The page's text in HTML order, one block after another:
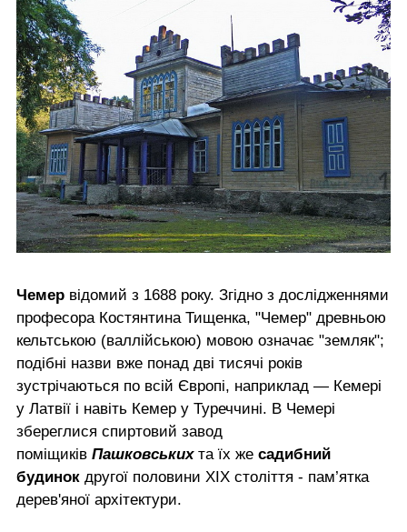
Чемер відомий з 1688 року. Згідно з дослідженнями
професора Костянтина Тищенка, "Чемер" древньою
кельтською (валлійською) мовою означає "земляк";
подібні назви вже понад дві тисячі років
зустрічаються по всій Європі, наприклад — Кемері
у Латвії і навіть Кемер у Туреччині. В Чемері
збереглися спиртовий завод
поміщиків Пашковських та їх же садибний
будинок другої половини XIX століття - пам’ятка
дерев'яної архітектури.